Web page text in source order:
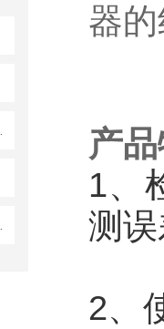
器
产
1、
测
2、